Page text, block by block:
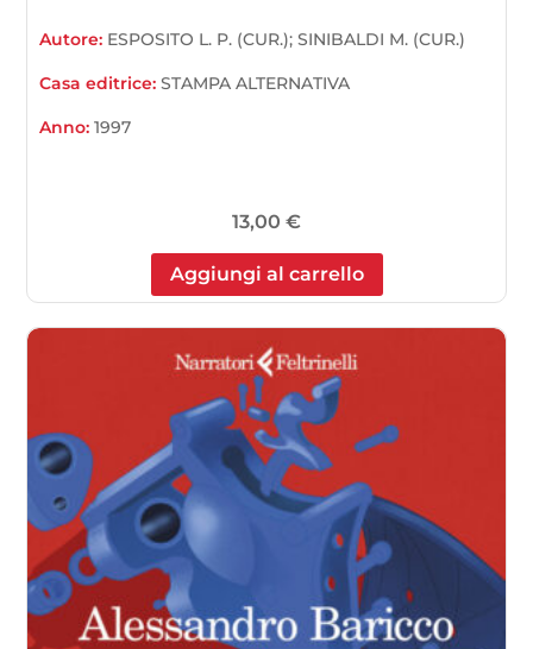
Autore: ESPOSITO L. P. (CUR.); SINIBALDI M. (CUR.)
Casa editrice:STAMPA ALTERNATIVA
Anno:1997
13,00 €
Aggiungi al carrello